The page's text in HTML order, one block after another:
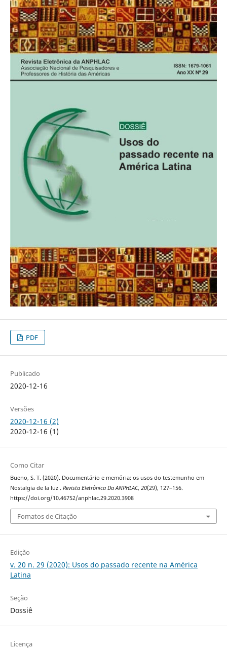
PDF
Publicado
2020-12-16
Versões
2020-12-16 (2)
2020-12-16 (1)
Como Citar
Bueno, S. T. (2020). Documentário e memória: os usos do testemunho em
Nostalgia de la luz . Revista Eletrônica Da ANPHLAC, 20(29), 127–156.
https://doi.org/10.46752/anphlac.29.2020.3908
Fomatos de Citação
Edição
v. 20 n. 29 (2020): Usos do passado recente na América
Latina
Seção
Dossiê
Licença